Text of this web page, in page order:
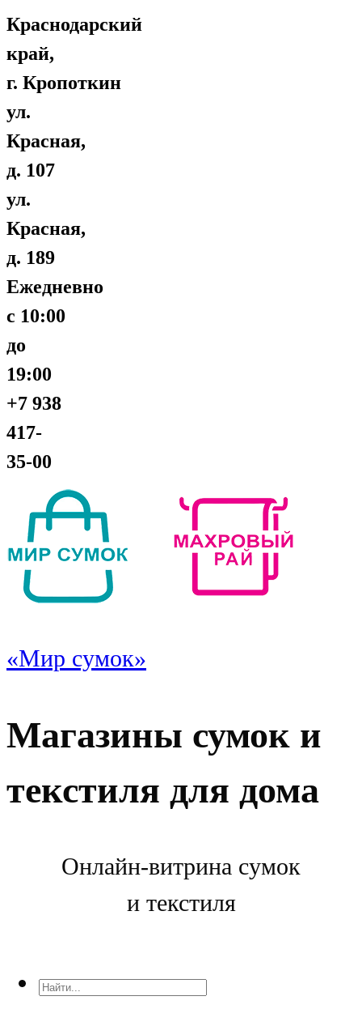
Краснодарский
край,
г. Кропоткин
ул.
Красная,
д. 107
ул.
Красная,
д. 189
Ежедневно
с 10:00
до
19:00
+7 938
417-
35-00
«Мир сумок»
Магазины сумок и
текстиля для дома
Онлайн-витрина сумок
и текстиля